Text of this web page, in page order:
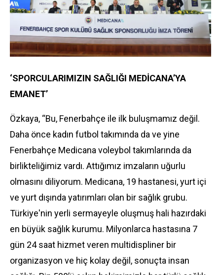
‘SPORCULARIMIZIN SAĞLIĞI MEDİCANA’YA
EMANET’
Özkaya, “Bu, Fenerbahçe ile ilk buluşmamız değil.
Daha önce kadın futbol takımında da ve yine
Fenerbahçe Medicana voleybol takımlarında da
birlikteliğimiz vardı. Attığımız imzaların uğurlu
olmasını diliyorum. Medicana, 19 hastanesi, yurt içi
ve yurt dışında yatırımları olan bir sağlık grubu.
Türkiye'nin yerli sermayeyle oluşmuş hali hazırdaki
en büyük sağlık kurumu. Milyonlarca hastasına 7
gün 24 saat hizmet veren multidispliner bir
organizasyon ve hiç kolay değil, sonuçta insan